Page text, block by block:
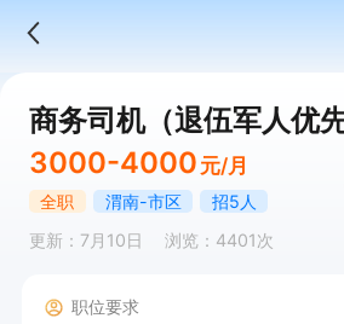
商务司机（退伍军人优
3000-4000 元/月
全职 渭南-市区
招5人
更新：7月10日
浏览：4401次
职位要求